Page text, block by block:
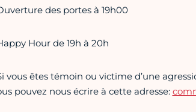
des portes à 19h00
Hour de 19h à 20h
vous êtes témoin ou victime d’une
pouvez nous écrire à cette adresse: